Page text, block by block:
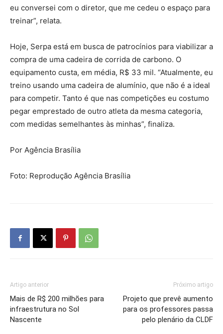
eu conversei com o diretor, que me cedeu o espaço para
treinar”, relata.
Hoje, Serpa está em busca de patrocínios para viabilizar a
compra de uma cadeira de corrida de carbono. O
equipamento custa, em média, R$ 33 mil. “Atualmente, eu
treino usando uma cadeira de alumínio, que não é a ideal
para competir. Tanto é que nas competições eu costumo
pegar emprestado de outro atleta da mesma categoria,
com medidas semelhantes às minhas”, finaliza.
Por Agência Brasília
Foto: Reprodução Agência Brasília
Artigo anterior
Mais de R$ 200 milhões para
infraestrutura no Sol
Nascente
Próximo artigo
Projeto que prevê aumento
para os professores passa
pelo plenário da CLDF